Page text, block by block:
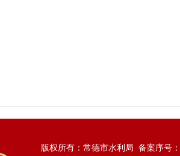
版权所有：常德市水利局 备案序号：